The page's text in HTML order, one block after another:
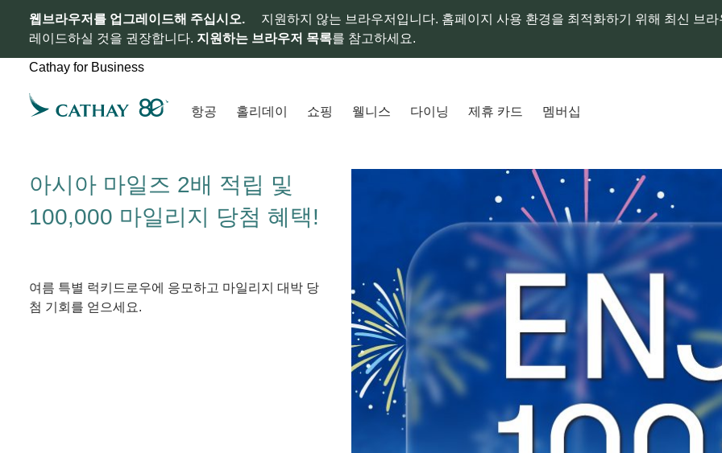
웹브라우저를 업그레이드해 주십시오.
지원하지 않는 브라우저입니다. 홈페이지 사용 환경을 최적화하기 위해 최신 브
레이드하실 것을 권장합니다. 지원하는 브라우저 목록를 참고하세요.
Cathay for Business
항공 홀리데이 쇼핑 웰니스 다이닝 제휴 카드 멤버십
아시아 마일즈 2배 적립 및
100,000 마일리지 당첨 혜택!
여름 특별 럭키드로우에 응모하고 마일리지 대박 당
첨 기회를 얻으세요.